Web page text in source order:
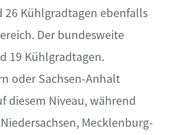
26 Kühlgradtagen ebenfalls
Der bundesweite
19 Kühlgradtagen.
oder Sachsen-Anhalt
diesem Niveau, während
Mecklenburg-